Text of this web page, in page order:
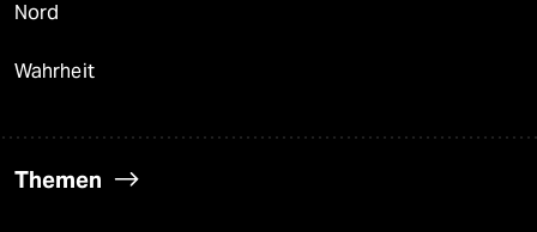
Nord
Wahrheit
Themen